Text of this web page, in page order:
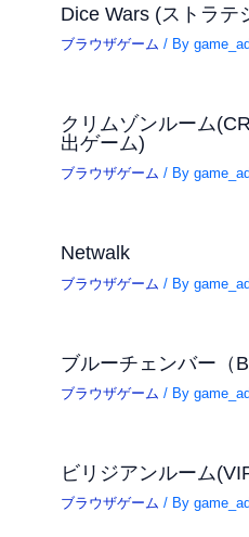
Dice Wars (ストラテ
ブラウザゲーム / By
クリムゾンルーム
出ゲーム)
ブラウザゲーム / By
Netwalk
ブラウザゲーム / By
ブルーチェンバー（
ブラウザゲーム / By
ビリジアンルーム
ブラウザゲーム / By